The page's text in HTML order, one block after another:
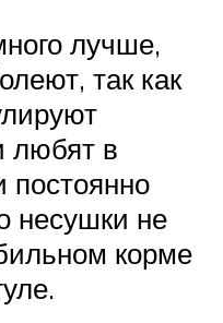
лучше,
так как
любят в
постоянно
несушки не
корме